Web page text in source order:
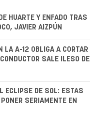
HUARTE Y ENFADO TRAS
JAVIER AIZPÚN
LA A-12 OBLIGA A CORTAR
SALE ILESO DE
ECLIPSE DE SOL: ESTAS
SERIAMENTE EN